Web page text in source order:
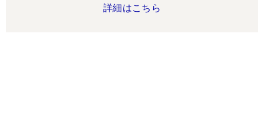
詳細はこちら